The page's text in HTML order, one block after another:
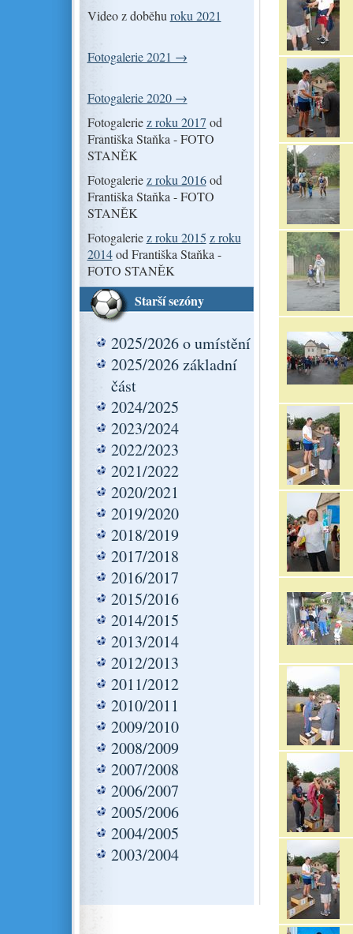
Video z doběhu roku 2021
Fotogalerie 2021 →
Fotogalerie 2020 →
Fotogaleriez roku 2017 od
Františka Staňka - FOTO
STANĚK
Fotogaleriez roku 2016od
Františka Staňka - FOTO
STANĚK
Fotogaleriez roku 2015 z roku
2014od Františka Staňka -
FOTO STANĚK
Starší sezóny
2025/2026 o umístění
2025/2026 základní
část
2024/2025
2023/2024
2022/2023
2021/2022
2020/2021
2019/2020
2018/2019
2017/2018
2016/2017
2015/2016
2014/2015
2013/2014
2012/2013
2011/2012
2010/2011
2009/2010
2008/2009
2007/2008
2006/2007
2005/2006
2004/2005
2003/2004